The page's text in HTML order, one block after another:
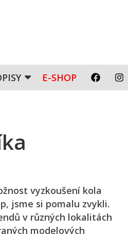
E-SHOP
vyzkoušení kola
jsme si pomalu zvykli.
v různých lokalitách
modelových